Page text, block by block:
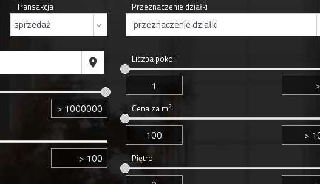
Transakcja Przeznaczenie działki
Liczba pokoi
Cena za m2
Piętro